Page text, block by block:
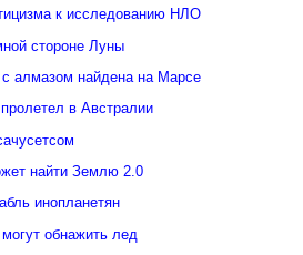
к исследованию НЛО
стороне Луны
алмазом найдена на Марсе
в Австралии
найти Землю 2.0
инопланетян
обнажить лед